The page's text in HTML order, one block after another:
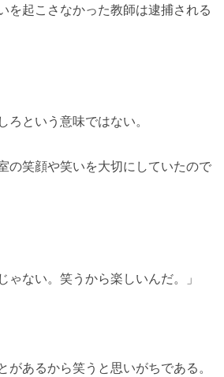
を起こさなかった教師は逮捕される
ろという意味ではない。
の笑顔や笑いを大切にしていたので
ゃない。笑うから楽しいんだ。」
があるから笑うと思いがちである。